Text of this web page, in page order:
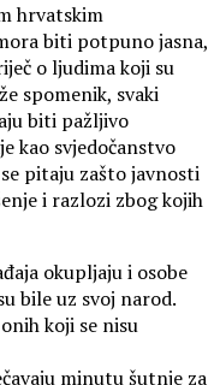
hrvatskim
biti potpuno jasna,
o ljudima koji su
spomenik, svaki
biti pažljivo
kao svjedočanstvo
pitaju zašto javnosti
i razlozi zbog kojih
okupljaju i osobe
bile uz svoj narod.
koji se nisu
minutu šutnje za